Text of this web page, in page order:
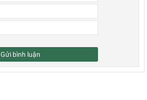
Gửi bình luận